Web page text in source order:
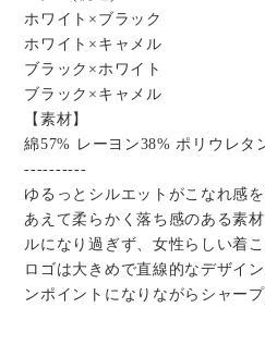
ホワイト×ブラック
ホワイト×キャメル
ブラック×ホワイト
ブラック×キャメル
【素材】
綿57% レーヨン38% ポリウレタ
----------
ゆるっとシルエットがこなれ感
あえて柔らかく落ち感のある素
ルになり過ぎず、女性らしい着こ
ロゴは大きめで直線的なデザイ
ンポイントになりながらシャー